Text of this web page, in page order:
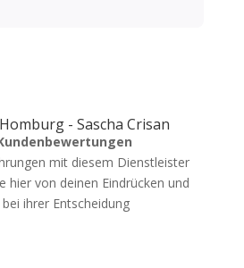
- Sascha Crisan
mit diesem Dienstleister
hier von deinen Eindrücken und
ihrer Entscheidung